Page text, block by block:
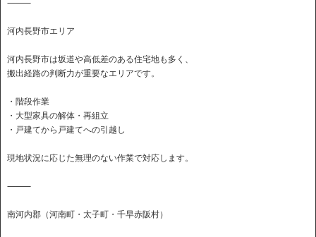
⸻
河内長野市エリア
河内長野市は坂道や高低差のある住宅地も多く、
搬出経路の判断力が重要なエリアです。
・階段作業
・大型家具の解体・再組立
・戸建てから戸建てへの引越し
現地状況に応じた無理のない作業で対応します。
⸻
南河内郡（河南町・太子町・千早赤阪村）